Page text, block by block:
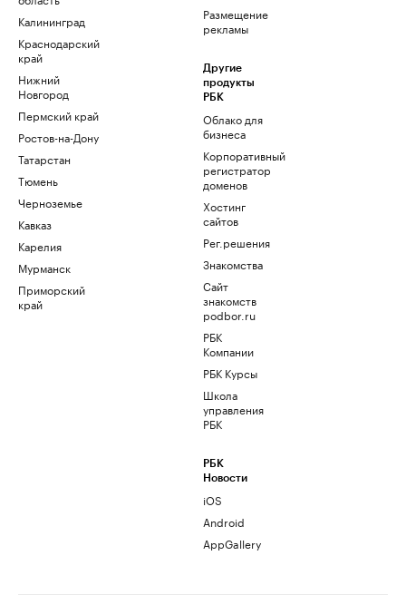
Калининград
Краснодарский
край
Нижний
Новгород
Пермский край
Ростов-на-Дону
Татарстан
Тюмень
Черноземье
Кавказ
Карелия
Мурманск
Приморский
край
Размещение
рекламы
Другие
продукты
РБК
Облако для
бизнеса
Корпоративный
регистратор
доменов
Хостинг
сайтов
Рег.решения
Знакомства
Сайт
знакомств
podbor.ru
РБК
Компании
РБК Курсы
Школа
управления
РБК
РБК
Новости
iOS
Android
AppGallery